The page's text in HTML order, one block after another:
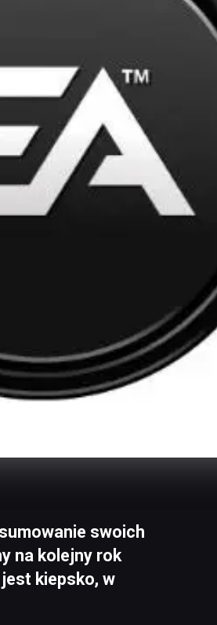
swoich
na kolejny rok
kiepsko, w